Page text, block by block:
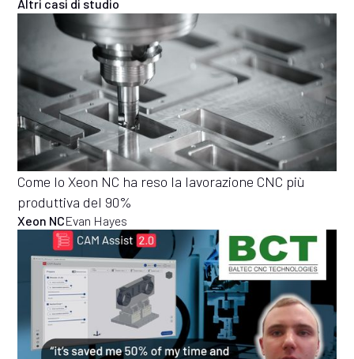
Altri casi di studio
Come lo Xeon NC ha reso la lavorazione CNC più
produttiva del 90%
Xeon NCEvan Hayes